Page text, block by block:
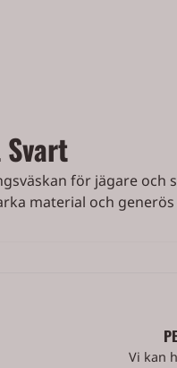
Svart
för jägare
material och
Vi kan